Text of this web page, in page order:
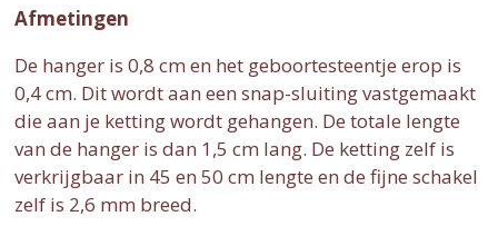
Afmetingen
De hanger is 0,8 cm en het geboortesteentje erop is
0,4 cm. Dit wordt aan een snap-sluiting vastgemaakt
die aan je ketting wordt gehangen. De totale lengte
van de hanger is dan 1,5 cm lang. De ketting zelf is
verkrijgbaar in 45 en 50 cm lengte en de fijne schakel
zelf is 2,6 mm breed.